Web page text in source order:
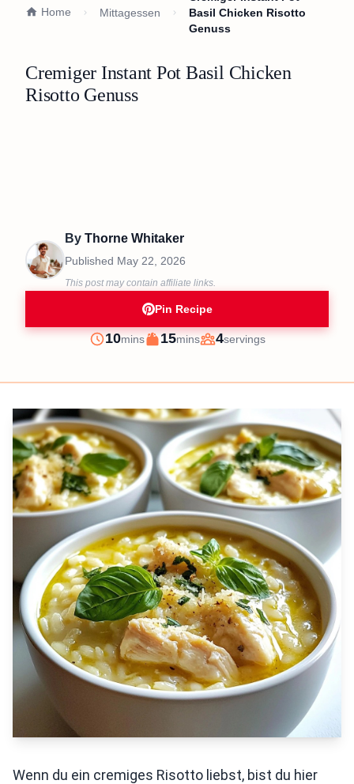
Home Mittagessen
Basil Chicken Risotto
Genuss
Cremiger Instant Pot Basil Chicken
Risotto Genuss
By Thorne Whitaker
Published May 22, 2026
This post may contain affiliate links.
Pin Recipe
Prep
10minutes
mins
Cook
15minutes
mins
Servings
4servings
Wenn du ein cremiges Risotto liebst, bist du hier